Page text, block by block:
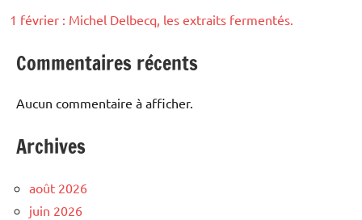
1 février : Michel Delbecq, les extraits fermentés.
Commentaires récents
Aucun commentaire à afficher.
Archives
août 2026
juin 2026